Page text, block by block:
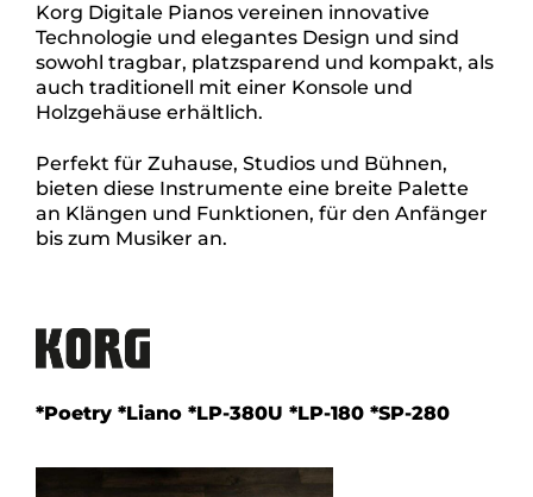
Korg Digitale Pianos vereinen innovative
Technologie und elegantes Design und sind
sowohl tragbar, platzsparend und kompakt, als
auch traditionell mit einer Konsole und
Holzgehäuse erhältlich.
Perfekt für Zuhause, Studios und Bühnen,
bieten diese Instrumente eine breite Palette
an Klängen und Funktionen, für den Anfänger
bis zum Musiker an.
*Poetry *Liano *LP-380U *LP-180 *SP-280